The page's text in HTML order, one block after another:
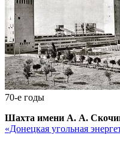
70-е годы
Шахта имени А. А.
«Донецкая угольная